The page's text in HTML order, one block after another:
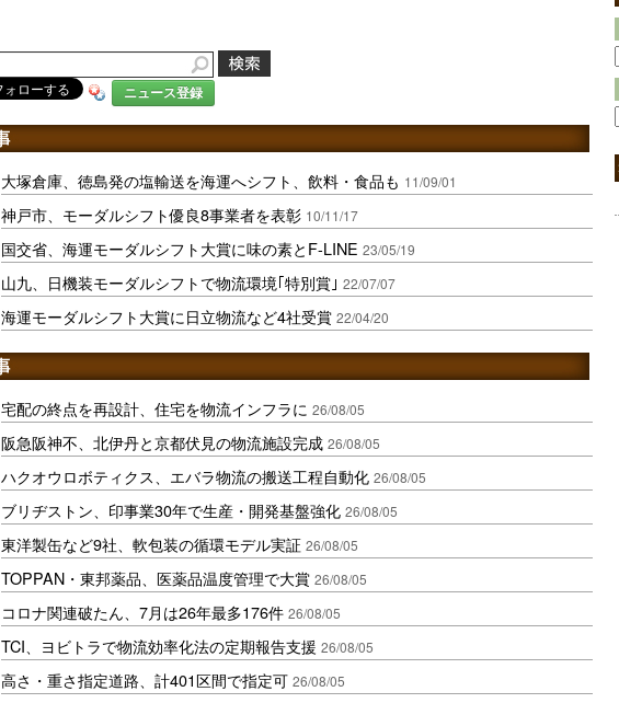
ニュース登録
大塚倉庫、徳島発の塩輸送を海運へシフト、飲料・食品も 11/09/01
神戸市、モーダルシフト優良8事業者を表彰 10/11/17
国交省、海運モーダルシフト大賞に味の素とF-LINE 23/05/19
山九、日機装モーダルシフトで物流環境｢特別賞｣ 22/07/07
海運モーダルシフト大賞に日立物流など4社受賞 22/04/20
宅配の終点を再設計、住宅を物流インフラに 26/08/05
阪急阪神不、北伊丹と京都伏見の物流施設完成 26/08/05
ハクオウロボティクス、エバラ物流の搬送工程自動化 26/08/05
ブリヂストン、印事業30年で生産・開発基盤強化 26/08/05
東洋製缶など9社、軟包装の循環モデル実証 26/08/05
TOPPAN・東邦薬品、医薬品温度管理で大賞 26/08/05
コロナ関連破たん、7月は26年最多176件 26/08/05
TCI、ヨビトラで物流効率化法の定期報告支援 26/08/05
高さ・重さ指定道路、計401区間で指定可 26/08/05